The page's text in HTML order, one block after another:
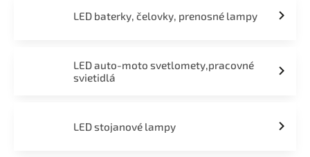
LED baterky, čelovky, prenosné lampy
LED auto-moto svetlomety,pracovné
svietidlá
LED stojanové lampy